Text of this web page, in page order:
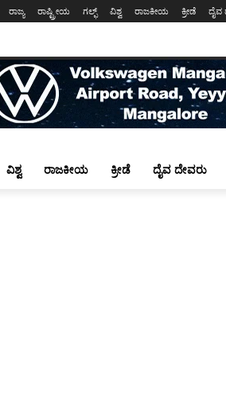
ರಾಜ್ಯ ರಾಷ್ಟ್ರೀಯ ಗಲ್ಫ್ ವಿಶ್ವ ರಾಜಕೀಯ ಕ್ರೀಡೆ ದೈವ
ವಿಶ್ವ ರಾಜಕೀಯ ಕ್ರೀಡೆ ದೈವ ದೇವರು